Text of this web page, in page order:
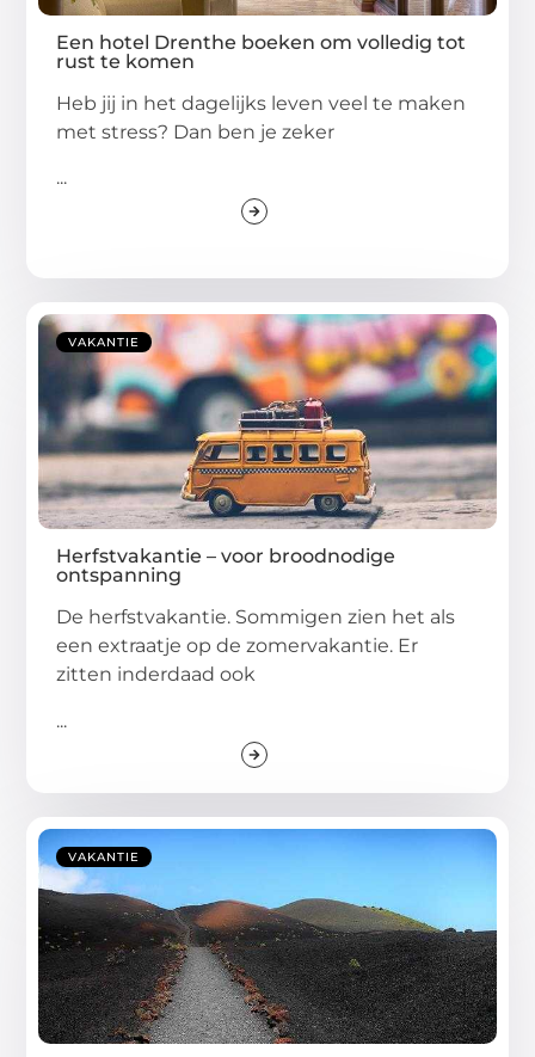
Een hotel Drenthe boeken om volledig tot
rust te komen
Heb jij in het dagelijks leven veel te maken
met stress? Dan ben je zeker
...
VAKANTIE
Herfstvakantie – voor broodnodige
ontspanning
De herfstvakantie. Sommigen zien het als
een extraatje op de zomervakantie. Er
zitten inderdaad ook
...
VAKANTIE